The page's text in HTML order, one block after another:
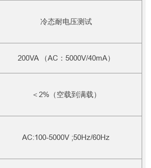
冷态耐电压测试
200VA （AC：5000V/40mA）
＜2%（空载到满载）
AC:100-5000V ;50Hz/60Hz